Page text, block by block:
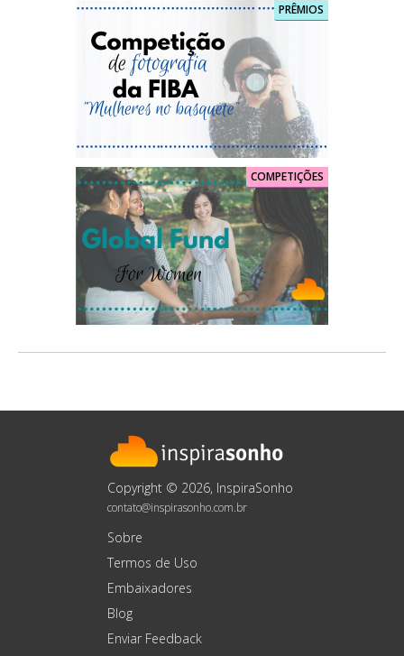
PRÊMIOS
COMPETIÇÕES
Copyright © 2026, InspiraSonho
contato@inspirasonho.com.br
Sobre
Termos de Uso
Embaixadores
Blog
Enviar Feedback